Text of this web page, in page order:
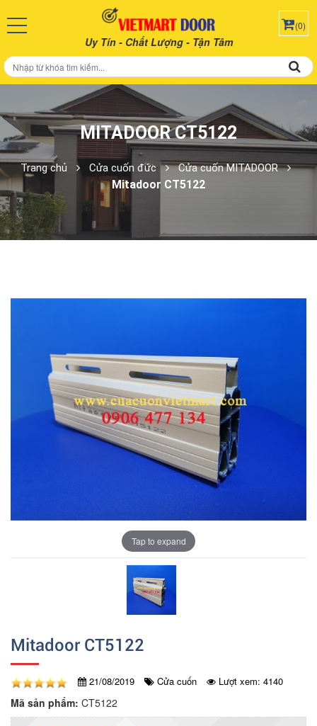
Uy Tín - Chất Lượng - Tận Tâm
(0)
MITADOOR CT5122
Trang chủ Cửa cuốn đức Cửa cuốn MITADOOR
Mitadoor CT5122
Tap to expand
Mitadoor CT5122
21/08/2019 Cửa cuốn Lượt xem: 4140
Mã sản phẩm: CT5122